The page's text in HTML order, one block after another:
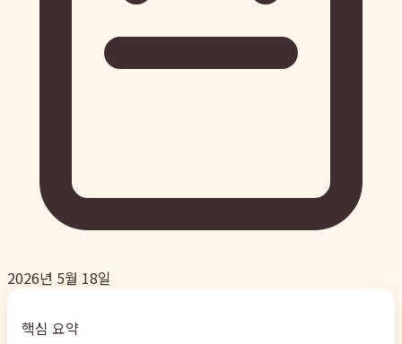
2026년 5월 18일
핵심 요약